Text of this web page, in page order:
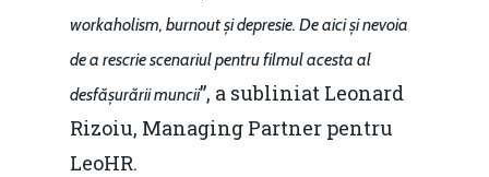
workaholism, burnout și depresie. De aici și nevoia
de a rescrie scenariul pentru filmul acesta al
desfășurării muncii”, a subliniat Leonard
Rizoiu, Managing Partner pentru
LeoHR.